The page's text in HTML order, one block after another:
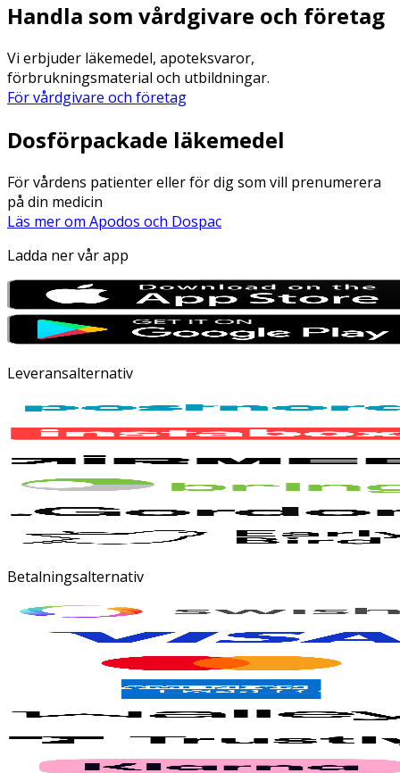
Handla som vårdgivare och företag
Vi erbjuder läkemedel, apoteksvaror,
förbrukningsmaterial och utbildningar.
För vårdgivare och företag
Dosförpackade läkemedel
För vårdens patienter eller för dig som vill prenumerera
på din medicin
Läs mer om Apodos och Dospac
Ladda ner vår app
Leveransalternativ
Betalningsalternativ